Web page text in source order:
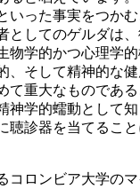
いった事実をつか
としてのゲルダは
物学的かつ心理学
、そして精神的な
て重大なものであ
神学的蠕動として
聴診器を当てるこ
コロンビア大学の